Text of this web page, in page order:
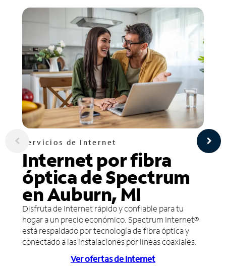
Servicios de Internet
Internet por fibra
óptica de Spectrum
en Auburn, MI
Disfruta de Internet rápido y confiable para tu
hogar a un precio económico. Spectrum Internet®
está respaldado por tecnología de fibra óptica y
conectado a las instalaciones por líneas coaxiales.
Ver ofertas de Internet